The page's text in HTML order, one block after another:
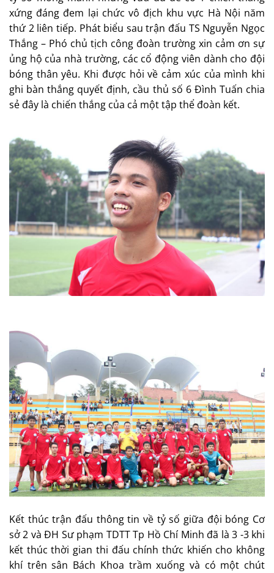
xứng đáng đem lại chức vô địch khu vực Hà Nội năm
thứ 2 liên tiếp. Phát biểu sau trận đấu TS Nguyễn Ngọc
Thắng – Phó chủ tịch công đoàn trường xin cảm ơn sự
ủng hộ của nhà trường, các cổ động viên dành cho đội
bóng thân yêu. Khi được hỏi về cảm xúc của mình khi
ghi bàn thắng quyết định, cầu thủ số 6 Đình Tuấn chia
sẻ đây là chiến thắng của cả một tập thể đoàn kết.
Kết thúc trận đấu thông tin về tỷ số giữa đội bóng Cơ
sở 2 và ĐH Sư phạm TDTT Tp Hồ Chí Minh đã là 3 -3 khi
kết thúc thời gian thi đấu chính thức khiến cho không
khí trên sân Bách Khoa trầm xuống và có một chút